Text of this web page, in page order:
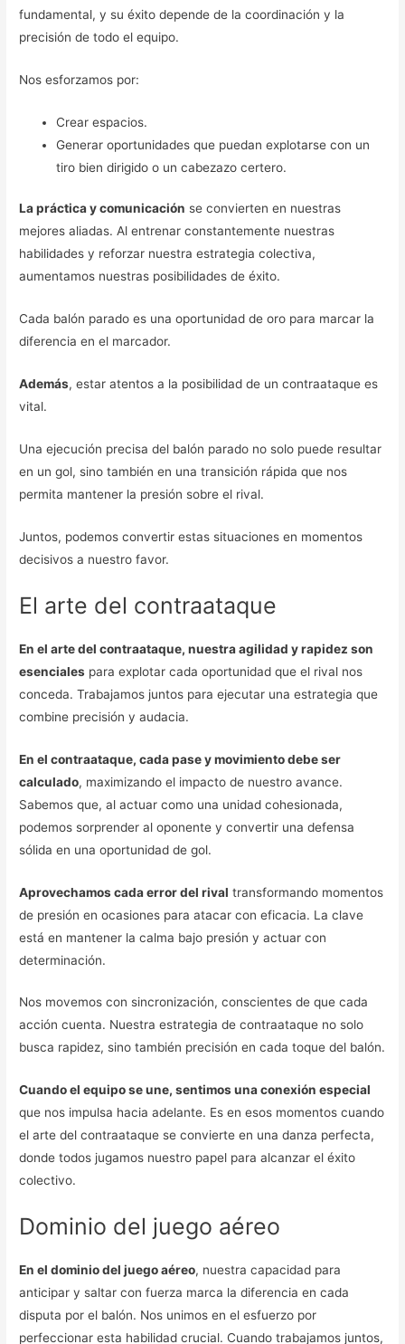
fundamental, y su éxito depende de la coordinación y la
precisión de todo el equipo.
Nos esforzamos por:
Crear espacios.
Generar oportunidades que puedan explotarse con un
tiro bien dirigido o un cabezazo certero.
La práctica y comunicación se convierten en nuestras
mejores aliadas. Al entrenar constantemente nuestras
habilidades y reforzar nuestra estrategia colectiva,
aumentamos nuestras posibilidades de éxito.
Cada balón parado es una oportunidad de oro para marcar la
diferencia en el marcador.
Además, estar atentos a la posibilidad de un contraataque es
vital.
Una ejecución precisa del balón parado no solo puede resultar
en un gol, sino también en una transición rápida que nos
permita mantener la presión sobre el rival.
Juntos, podemos convertir estas situaciones en momentos
decisivos a nuestro favor.
El arte del contraataque
En el arte del contraataque, nuestra agilidad y rapidez son
esenciales para explotar cada oportunidad que el rival nos
conceda. Trabajamos juntos para ejecutar una estrategia que
combine precisión y audacia.
En el contraataque, cada pase y movimiento debe ser
calculado, maximizando el impacto de nuestro avance.
Sabemos que, al actuar como una unidad cohesionada,
podemos sorprender al oponente y convertir una defensa
sólida en una oportunidad de gol.
Aprovechamos cada error del rival transformando momentos
de presión en ocasiones para atacar con eficacia. La clave
está en mantener la calma bajo presión y actuar con
determinación.
Nos movemos con sincronización, conscientes de que cada
acción cuenta. Nuestra estrategia de contraataque no solo
busca rapidez, sino también precisión en cada toque del balón.
Cuando el equipo se une, sentimos una conexión especial
que nos impulsa hacia adelante. Es en esos momentos cuando
el arte del contraataque se convierte en una danza perfecta,
donde todos jugamos nuestro papel para alcanzar el éxito
colectivo.
Dominio del juego aéreo
En el dominio del juego aéreo, nuestra capacidad para
anticipar y saltar con fuerza marca la diferencia en cada
disputa por el balón. Nos unimos en el esfuerzo por
perfeccionar esta habilidad crucial. Cuando trabajamos juntos,